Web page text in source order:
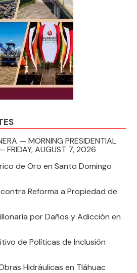
— MORNING PRESIDENTIAL
FRIDAY, AUGUST 7, 2026
de Oro en Santo Domingo
Reforma a Propiedad de
por Daños y Adicción en
de Políticas de Inclusión
Hidráulicas en Tláhuac